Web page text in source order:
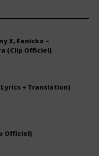
X, Fanicko –
(Clip Officiel)
+ Translation)
Officiel)